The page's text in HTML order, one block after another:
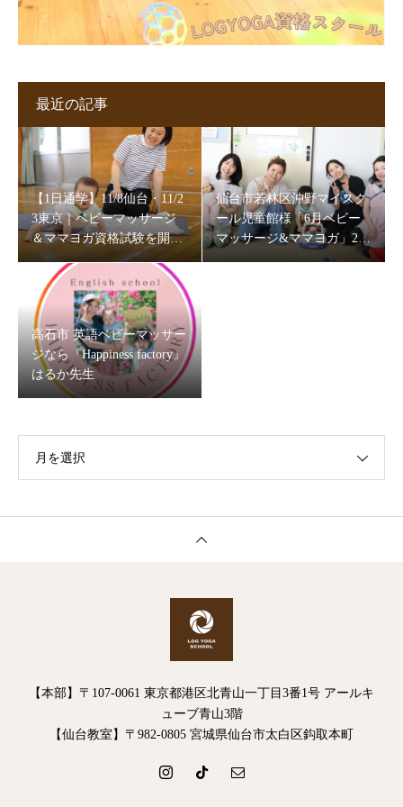
最近の記事
【1日通学】11/8仙台・11/2
3東京｜ベビーマッサージ
＆ママヨガ資格試験を開催
仙台市若林区沖野マイスク
ール児童館様「6月ベビー
マッサージ&ママヨガ」202
高石市 英語ベビーマッサー
ジなら『Happiness factory』
はるか先生
月を選択
【本部】〒107-0061 東京都港区北青山一丁目3番1号 アールキ
ューブ青山3階
【仙台教室】〒982-0805 宮城県仙台市太白区鈎取本町